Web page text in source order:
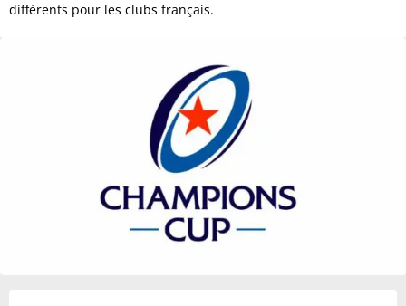
différents pour les clubs français.